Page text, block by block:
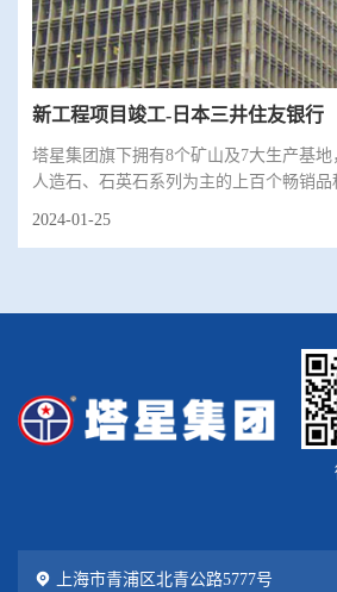
新工程项目竣工-日本三井住友银行
塔星集团旗下拥有8个矿山及7大生产基地
人造石、石英石系列为主的上百个畅销品
2024-01-25
上海市青浦区北青公路5777号